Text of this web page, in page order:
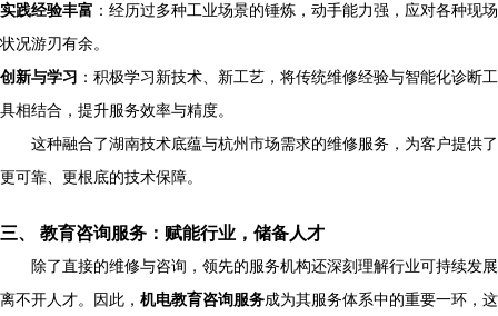
实践经验丰富 ：经历过多种工业场景的锤炼，动手能力强，应对各种现场
状况游刃有余。
创新与学习 ：积极学习新技术、新工艺，将传统维修经验与智能化诊断工
具相结合，提升服务效率与精度。
这种融合了湖南技术底蕴与杭州市场需求的维修服务，为客户提供了
更可靠、更根底的技术保障。
三、 教育咨询服务：赋能行业，储备人才
除了直接的维修与咨询，领先的服务机构还深刻理解行业可持续发展
离不开人才。因此， 机电教育咨询服务成为其服务体系中的重要一环，这